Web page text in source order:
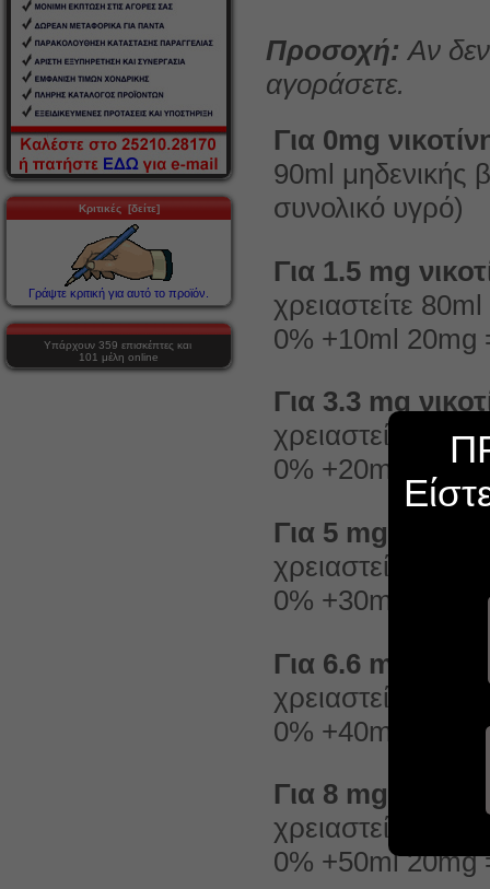
Κριτικές [δείτε]
Γράψτε κριτική για αυτό το προϊόν.
Υπάρχουν 359 επισκέπτες και
101 μέλη online
Προσοχή: Αν
αγοράσετε.
Για 0mg
90ml μηδενικής
συνολικό υγρό)
Για 1.5 mg
χρειαστείτε
0% +10ml 20mg
Για 3.3 mg
χρειαστείτε
0% +20ml 20mg
Για 5 mg
χρειαστείτε
0% +30ml 20mg
Για 6.6 mg
χρειαστείτε
0% +40ml 20mg
Για 8 mg
χρειαστείτε
0% +50ml 20mg